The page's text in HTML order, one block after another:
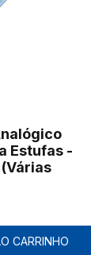
Estufas -
CARRINHO